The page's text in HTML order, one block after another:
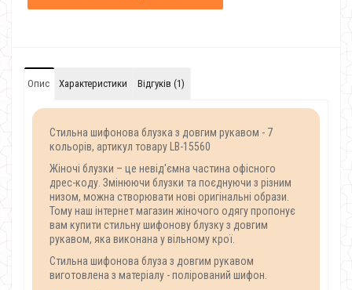
Опис Характеристики Відгуків (1)
Стильна шифонова блузка з довгим рукавом - 7
кольорів, артикул товару LB-15560
Жіночі блузки – це невід'ємна частина офісного
дрес-коду. Змінюючи блузки та поєднуючи з різним
низом, можна створювати нові оригінальні образи.
Тому наш інтернет магазин жіночого одягу пропонує
вам купити стильну шифонову блузку з довгим
рукавом, яка виконана у вільному крої.
Стильна шифонова блуза з довгим рукавом
виготовлена ​​з матеріалу - полірований шифон.